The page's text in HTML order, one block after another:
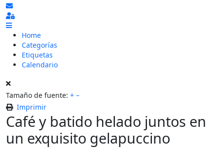
Suscribirse a las actualizaciones
Sign In
Home
Categorías
Etiquetas
Calendario
Tamaño de fuente: + –
Imprimir
Café y batido helado juntos en
un exquisito gelapuccino